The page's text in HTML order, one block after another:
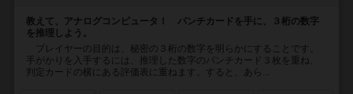
教えて、アナログコンピュータ！ パンチカードを手に、３桁の数字
を推理しよう。
プレイヤーの目的は、秘密の３桁の数字を明らかにすることです。
手がかりを入手するには、推理した数字のパンチカード３枚を重ね、
判定カードの横にある評価表に重ねます。すると、あら...